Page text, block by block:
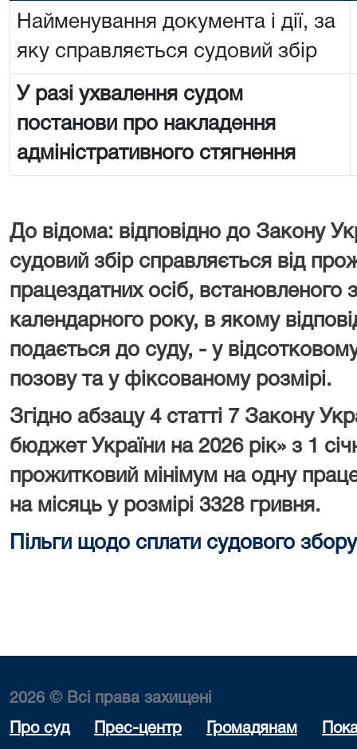
Найменування документа і дії, за
яку справляється судовий збір
У разі ухвалення судом
постанови про накладення
адміністративного стягнення
До відома: відповідно до Закону
судовий збір справляється від
працездатних осіб, встановленого
календарного року, в якому
подається до суду, - у
позову та у фіксованому розмірі.
Згідно абзацу 4 статті 7 Закону
бюджет України на 2026 рік» з 1
прожитковий мінімум на одну
на місяць у розмірі 3328 гривня.
Пільги щодо сплати судового збору
2026 © Всі права захищені
Про суд Прес-центр Громадянам